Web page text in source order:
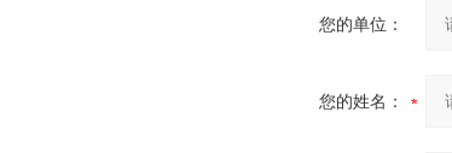
您的单位：
您的姓名：